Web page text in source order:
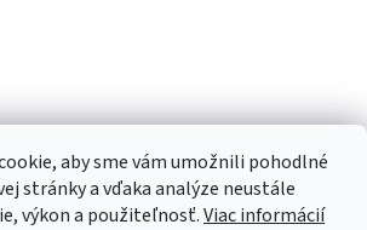
aby sme vám umožnili pohodlné
stránky a vďaka analýze neustále
výkon a použiteľnosť.Viac informácií